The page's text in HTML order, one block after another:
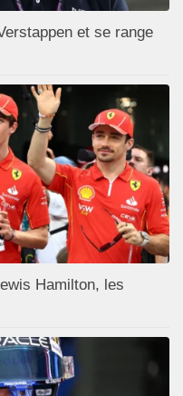
et se range
Hamilton, les